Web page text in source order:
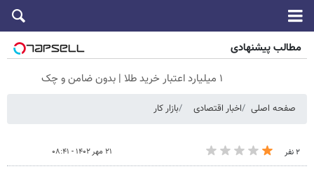
مطالب پیشنهادی
۱ میلیارد اعتبار خرید طلا | بدون ضامن و چک
صفحه اصلی اخبار اقتصادی بازار کار
۲ نفر ۲۱ مهر ۱۴۰۲ - ۰۸:۴۱